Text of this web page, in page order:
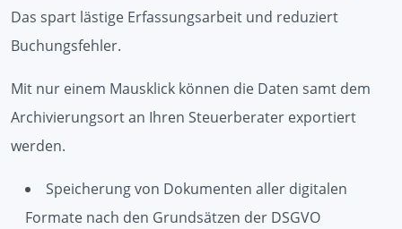
Das spart lästige Erfassungsarbeit und reduziert
Buchungsfehler.
Mit nur einem Mausklick können die Daten samt dem
Archivierungsort an Ihren Steuerberater exportiert
werden.
Speicherung von Dokumenten aller digitalen
Formate nach den Grundsätzen der DSGVO